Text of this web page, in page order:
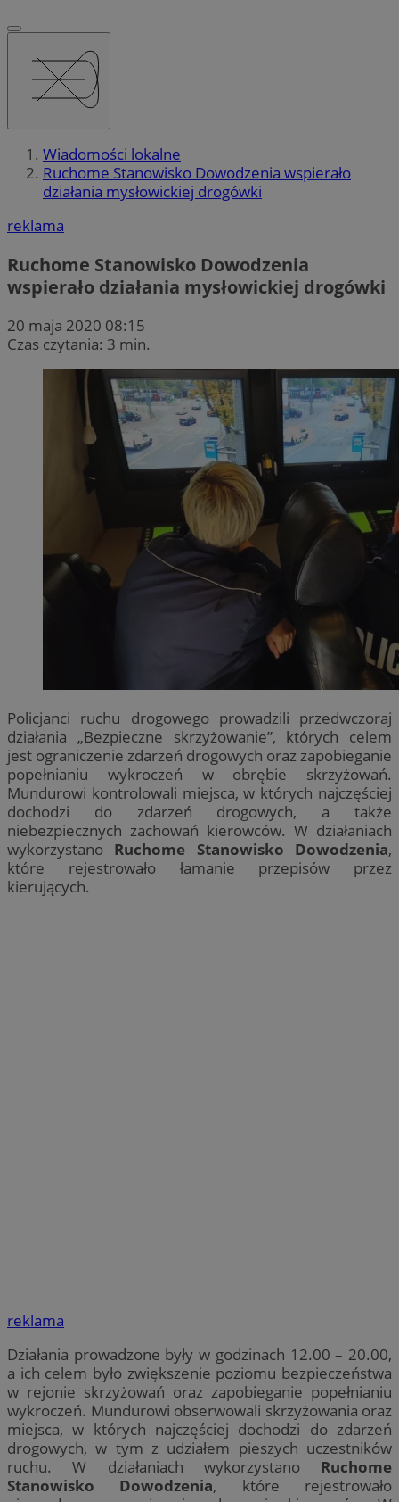
Wiadomości lokalne
Ruchome Stanowisko Dowodzenia wspierało
działania mysłowickiej drogówki
reklama
Ruchome Stanowisko Dowodzenia
wspierało działania mysłowickiej drogówki
20 maja 2020 08:15
Czas czytania: 3 min.
Policjanci ruchu drogowego prowadzili przedwczoraj
działania „Bezpieczne skrzyżowanie”, których celem
jest ograniczenie zdarzeń drogowych oraz zapobieganie
popełnianiu wykroczeń w obrębie skrzyżowań.
Mundurowi kontrolowali miejsca, w których najczęściej
dochodzi do zdarzeń drogowych, a także
niebezpiecznych zachowań kierowców. W działaniach
wykorzystano Ruchome Stanowisko Dowodzenia,
które rejestrowało łamanie przepisów przez
kierujących.
reklama
Działania prowadzone były w godzinach 12.00 – 20.00,
a ich celem było zwiększenie poziomu bezpieczeństwa
w rejonie skrzyżowań oraz zapobieganie popełnianiu
wykroczeń. Mundurowi obserwowali skrzyżowania oraz
miejsca, w których najczęściej dochodzi do zdarzeń
drogowych, w tym z udziałem pieszych uczestników
ruchu. W działaniach wykorzystano Ruchome
Stanowisko Dowodzenia, które rejestrowało